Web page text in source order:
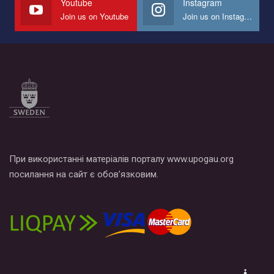
Все, что вам нужно сделать - это зайти на наш канал YouTube
по этой ссылке и поставить лайк под видео.
Join us on Youtube Join us on Instagram
При використанні матеріалів порталу www.upogau.org
посилання на сайт є обов’язковим.